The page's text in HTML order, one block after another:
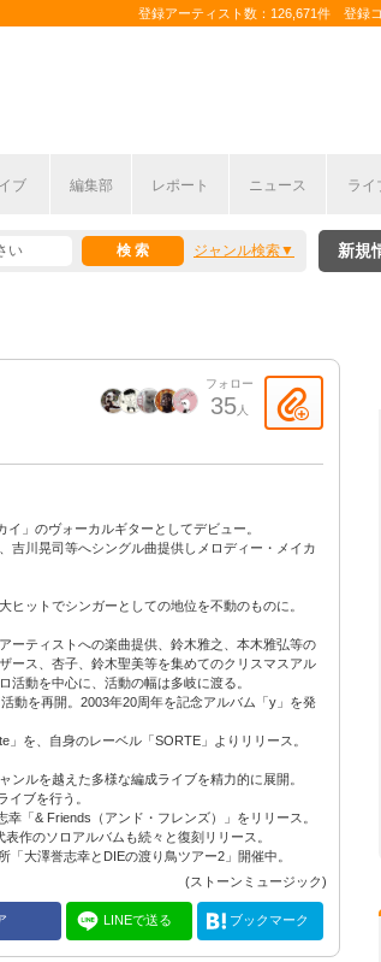
登録アーティスト数：126,671件 登録
ブ 編集部 レポート ニュース ライ
ジャンル検索 新規
フォロー
35 人
」のヴォーカルギターとしてデビュー。
吉川晃司等へシングル曲提供しメロディー・メイカ
ヒットでシンガーとしての地位を不動のものに。
ーティストへの楽曲提供、鈴木雅之、本木雅弘等の
ース、杏子、鈴木聖美等を集めてのクリスマスアル
活動を中心に、活動の幅は多岐に渡る。
動を再開。2003年20周年を記念アルバム「y」を発
を、自身のレーベル「SORTE」よりリリース。
ンルを越えた多様な編成ライブを精力的に展開。
イブを行う。
「& Friends（アンド・フレンズ）」をリリース。
作のソロアルバムも続々と復刻リリース。
「大澤誉志幸とDIEの渡り鳥ツアー2」開催中。
(ストーンミュージック)
LINEで送る ブックマーク